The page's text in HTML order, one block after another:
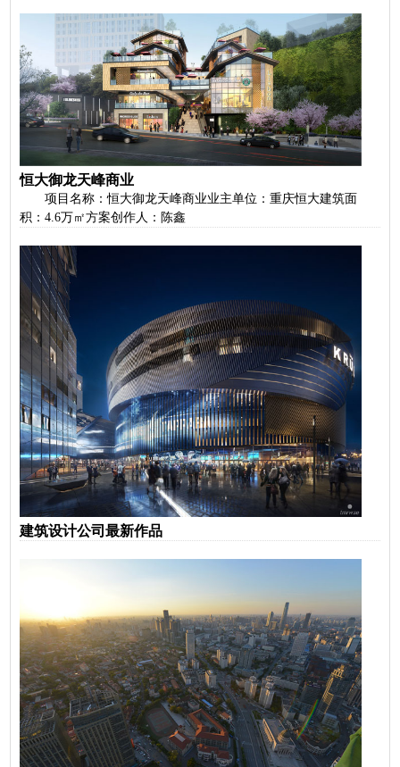
恒大御龙天峰商业
项目名称：恒大御龙天峰商业业主单位：重庆恒大建筑面
积：4.6万㎡方案创作人：陈鑫
建筑设计公司最新作品